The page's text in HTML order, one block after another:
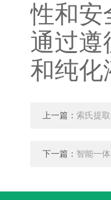
性和安
通过遵
和纯化
上一篇： 索氏提
下一篇： 智能一